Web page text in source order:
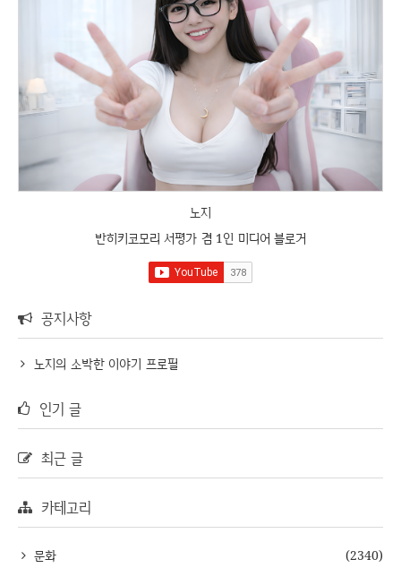
노지
반히키코모리 서평가 겸 1인 미디어 블로거
공지사항
노지의 소박한 이야기 프로필
인기 글
최근 글
카테고리
문화
(2340)